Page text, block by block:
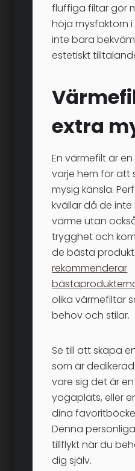
fluffiga filtar gör
höja mysfaktorn
inte bara
estetiskt
extra
En värmefilt är
varje hem för att
mysig känsla.
kvällar då de
värme utan
trygghet och
de bästa
rekommenderar
olika värmefiltar
behov och stilar.
Se till att skapa
som är
vare sig det är
yogaplats, eller
dina
Denna
tillflykt när du
dig själv.